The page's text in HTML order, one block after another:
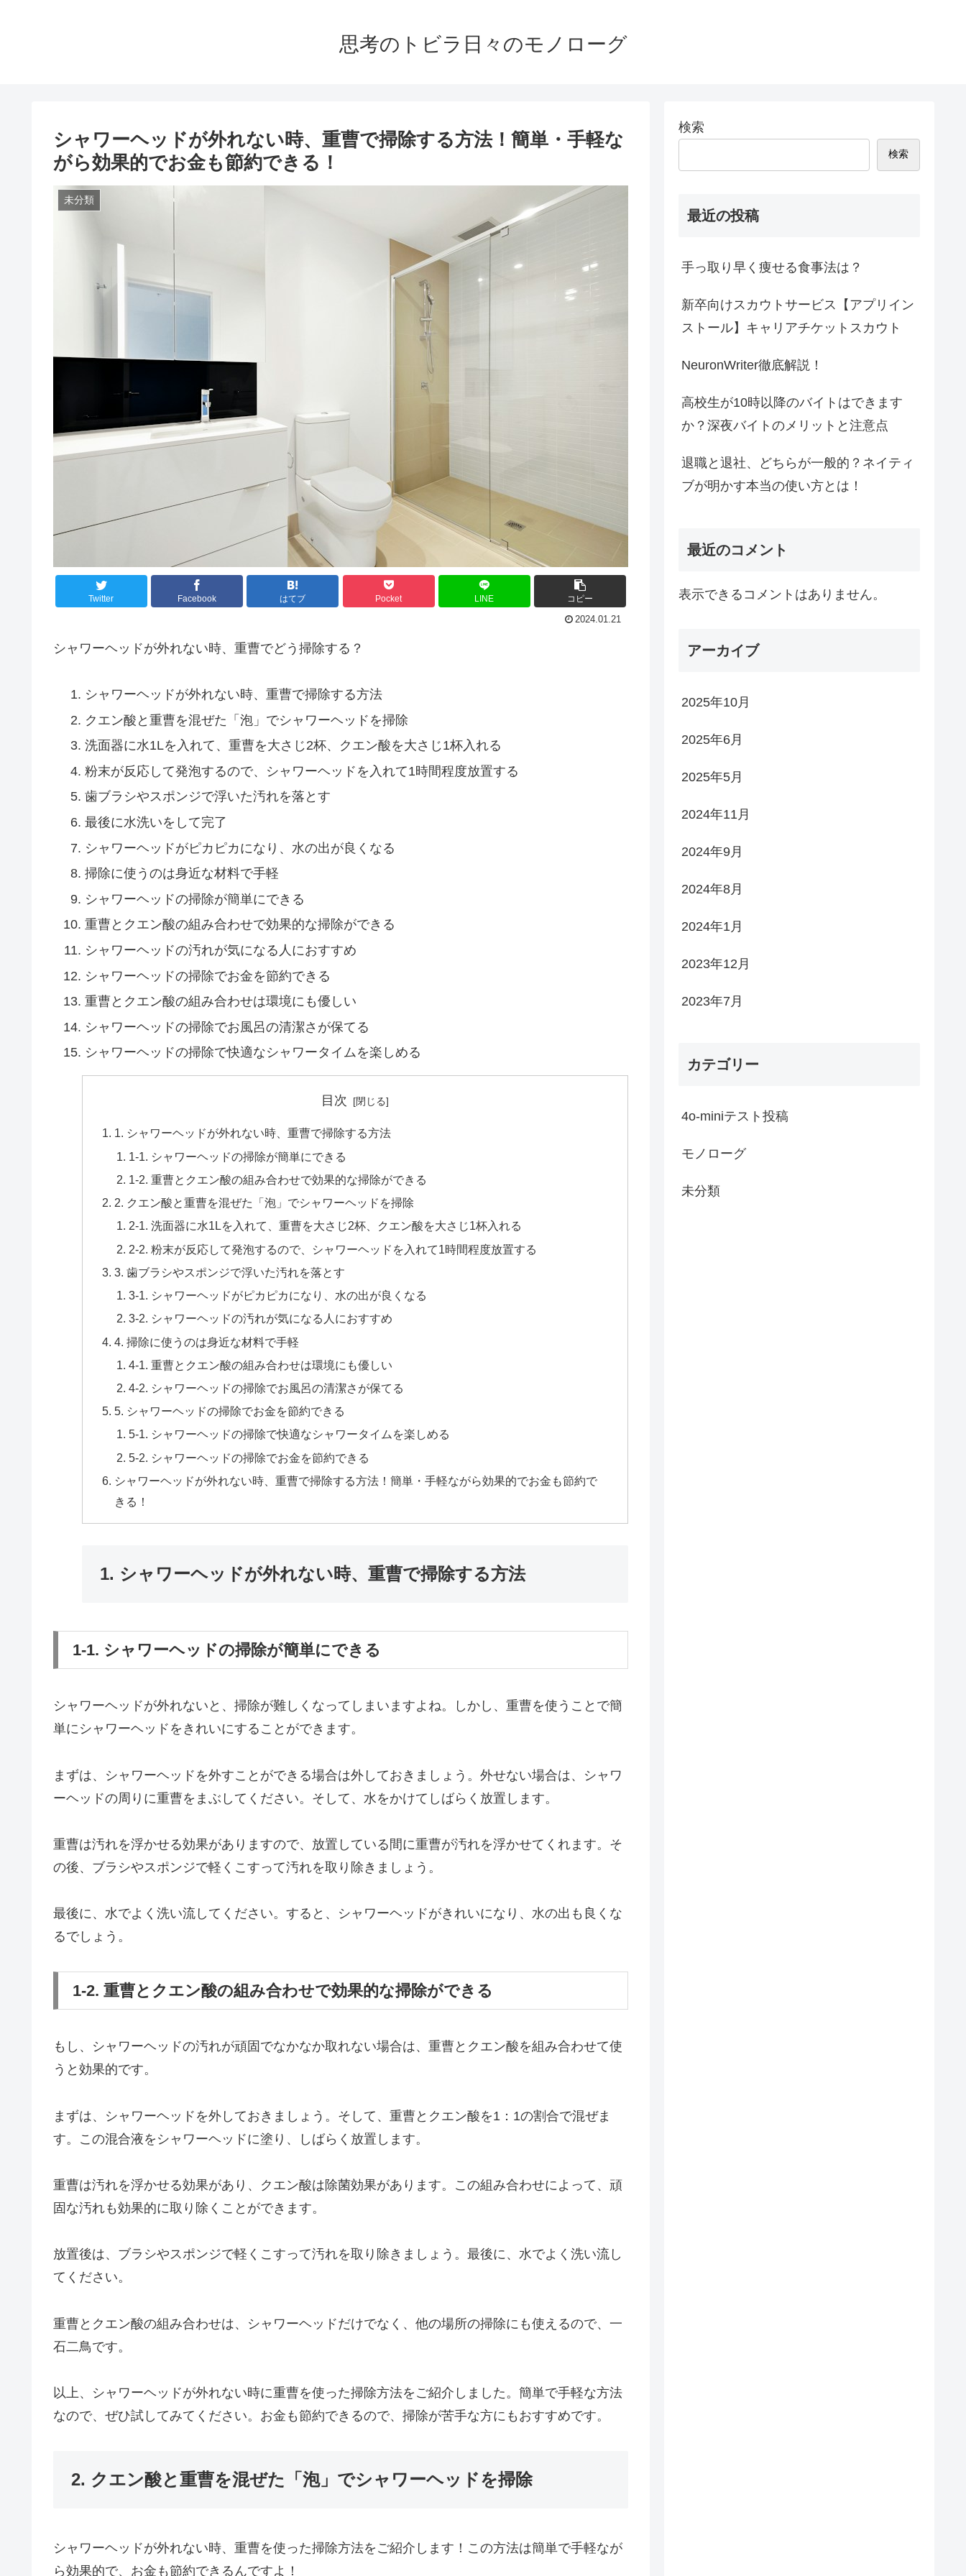
思考のトビラ日々のモノローグ
シャワーヘッドが外れない時、重曹で掃除する方法！簡単・手軽な
がら効果的でお金も節約できる！
未分類
Twitter Facebook はてブ Pocket LINE コピー
2024.01.21
シャワーヘッドが外れない時、重曹でどう掃除する？
シャワーヘッドが外れない時、重曹で掃除する方法
クエン酸と重曹を混ぜた「泡」でシャワーヘッドを掃除
洗面器に水1Lを入れて、重曹を大さじ2杯、クエン酸を大さじ1杯入れる
粉末が反応して発泡するので、シャワーヘッドを入れて1時間程度放置する
歯ブラシやスポンジで浮いた汚れを落とす
最後に水洗いをして完了
シャワーヘッドがピカピカになり、水の出が良くなる
掃除に使うのは身近な材料で手軽
シャワーヘッドの掃除が簡単にできる
重曹とクエン酸の組み合わせで効果的な掃除ができる
シャワーヘッドの汚れが気になる人におすすめ
シャワーヘッドの掃除でお金を節約できる
重曹とクエン酸の組み合わせは環境にも優しい
シャワーヘッドの掃除でお風呂の清潔さが保てる
シャワーヘッドの掃除で快適なシャワータイムを楽しめる
目次
1. シャワーヘッドが外れない時、重曹で掃除する方法
1-1. シャワーヘッドの掃除が簡単にできる
1-2. 重曹とクエン酸の組み合わせで効果的な掃除ができる
2. クエン酸と重曹を混ぜた「泡」でシャワーヘッドを掃除
2-1. 洗面器に水1Lを入れて、重曹を大さじ2杯、クエン酸を大さじ1杯入れる
2-2. 粉末が反応して発泡するので、シャワーヘッドを入れて1時間程度放置する
3. 歯ブラシやスポンジで浮いた汚れを落とす
3-1. シャワーヘッドがピカピカになり、水の出が良くなる
3-2. シャワーヘッドの汚れが気になる人におすすめ
4. 掃除に使うのは身近な材料で手軽
4-1. 重曹とクエン酸の組み合わせは環境にも優しい
4-2. シャワーヘッドの掃除でお風呂の清潔さが保てる
5. シャワーヘッドの掃除でお金を節約できる
5-1. シャワーヘッドの掃除で快適なシャワータイムを楽しめる
5-2. シャワーヘッドの掃除でお金を節約できる
シャワーヘッドが外れない時、重曹で掃除する方法！簡単・手軽ながら効果的でお金も節約で
きる！
1. シャワーヘッドが外れない時、重曹で掃除する方法
1-1. シャワーヘッドの掃除が簡単にできる
シャワーヘッドが外れないと、掃除が難しくなってしまいますよね。しかし、重曹を使うことで簡
単にシャワーヘッドをきれいにすることができます。
まずは、シャワーヘッドを外すことができる場合は外しておきましょう。外せない場合は、シャワ
ーヘッドの周りに重曹をまぶしてください。そして、水をかけてしばらく放置します。
重曹は汚れを浮かせる効果がありますので、放置している間に重曹が汚れを浮かせてくれます。そ
の後、ブラシやスポンジで軽くこすって汚れを取り除きましょう。
最後に、水でよく洗い流してください。すると、シャワーヘッドがきれいになり、水の出も良くな
るでしょう。
1-2. 重曹とクエン酸の組み合わせで効果的な掃除ができる
もし、シャワーヘッドの汚れが頑固でなかなか取れない場合は、重曹とクエン酸を組み合わせて使
うと効果的です。
まずは、シャワーヘッドを外しておきましょう。そして、重曹とクエン酸を1：1の割合で混ぜま
す。この混合液をシャワーヘッドに塗り、しばらく放置します。
重曹は汚れを浮かせる効果があり、クエン酸は除菌効果があります。この組み合わせによって、頑
固な汚れも効果的に取り除くことができます。
放置後は、ブラシやスポンジで軽くこすって汚れを取り除きましょう。最後に、水でよく洗い流し
てください。
重曹とクエン酸の組み合わせは、シャワーヘッドだけでなく、他の場所の掃除にも使えるので、一
石二鳥です。
以上、シャワーヘッドが外れない時に重曹を使った掃除方法をご紹介しました。簡単で手軽な方法
なので、ぜひ試してみてください。お金も節約できるので、掃除が苦手な方にもおすすめです。
2. クエン酸と重曹を混ぜた「泡」でシャワーヘッドを掃除
シャワーヘッドが外れない時、重曹を使った掃除方法をご紹介します！この方法は簡単で手軽なが
ら効果的で、お金も節約できるんですよ！
検索
検索
最近の投稿
手っ取り早く痩せる食事法は？
新卒向けスカウトサービス【アプリイン
ストール】キャリアチケットスカウト
NeuronWriter徹底解説！
高校生が10時以降のバイトはできます
か？深夜バイトのメリットと注意点
退職と退社、どちらが一般的？ネイティ
ブが明かす本当の使い方とは！
最近のコメント
表示できるコメントはありません。
アーカイブ
2025年10月
2025年6月
2025年5月
2024年11月
2024年9月
2024年8月
2024年1月
2023年12月
2023年7月
カテゴリー
4o-miniテスト投稿
モノローグ
未分類